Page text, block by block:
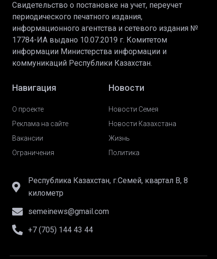
Свидетельство о постановке на учет, переучет
периодического печатного издания,
информационного агентства и сетевого издания №
17784-ИА выдано 10.07.2019 г. Комитетом
информации Министерства информации и
коммуникаций Республики Казахстан.
Навигация
О проекте
Реклама на сайте
Вакансии
Ограничения
Новости
Новости Семея
Новости Казахстана
Жизнь
Политика
Республика Казахстан, г.Семей, квартал В, 8
километр
semeinews@gmail.com
+7 (705) 144 43 44